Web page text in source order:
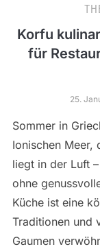
Korfu
für
25.
Sommer in
Ionischen Meer,
liegt in der Luft
ohne
Küche ist eine
Traditionen und
Gaumen